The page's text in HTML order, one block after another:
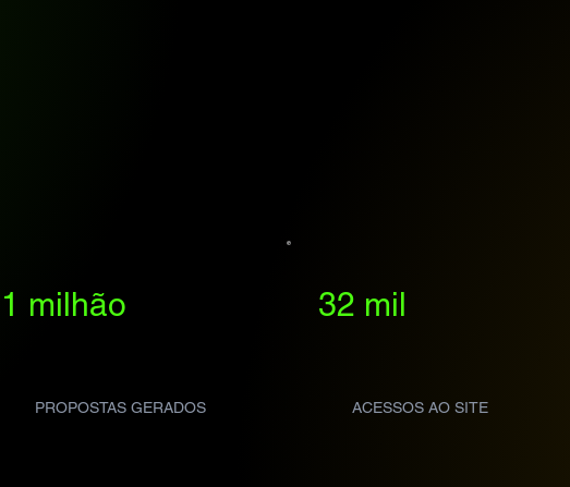
1 milhão
PROPOSTAS GERADOS
32 mil
ACESSOS AO SITE